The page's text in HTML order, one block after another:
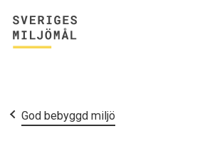
Start
Miljömålen
God bebyggd miljö